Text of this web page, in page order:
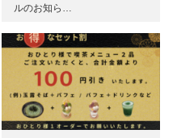
ルのお知ら…